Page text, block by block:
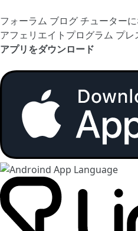
フォーラム ブログチューター
アフェリエイトプログラム プレ
アプリをダウンロード